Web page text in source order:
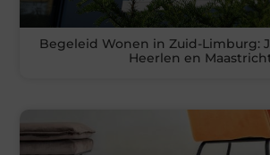
Begeleid Wonen in Zuid-Limburg:
Heerlen en